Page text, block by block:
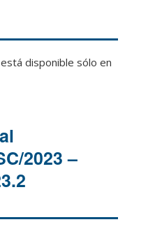
disponible sólo en
2023 –